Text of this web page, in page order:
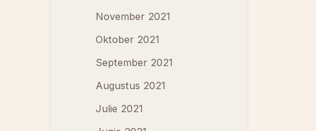
November 2021
Oktober 2021
September 2021
Augustus 2021
Julie 2021